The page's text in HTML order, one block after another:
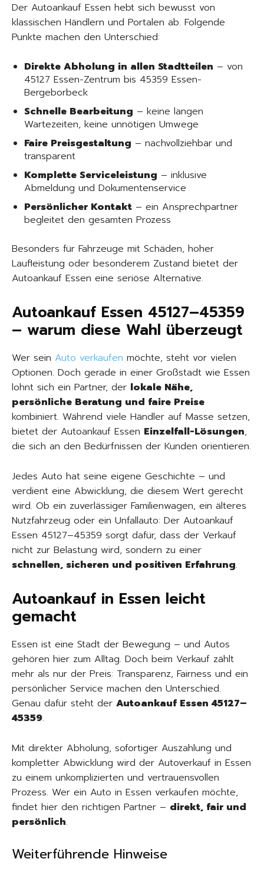
Der Autoankauf Essen hebt sich bewusst von
klassischen Händlern und Portalen ab. Folgende
Punkte machen den Unterschied:
Direkte Abholung in allen Stadtteilen – von
45127 Essen-Zentrum bis 45359 Essen-
Bergeborbeck
Schnelle Bearbeitung – keine langen
Wartezeiten, keine unnötigen Umwege
Faire Preisgestaltung – nachvollziehbar und
transparent
Komplette Serviceleistung – inklusive
Abmeldung und Dokumentenservice
Persönlicher Kontakt – ein Ansprechpartner
begleitet den gesamten Prozess
Besonders für Fahrzeuge mit Schäden, hoher
Laufleistung oder besonderem Zustand bietet der
Autoankauf Essen eine seriöse Alternative.
Autoankauf Essen 45127–45359
– warum diese Wahl überzeugt
Wer sein Auto verkaufen möchte, steht vor vielen
Optionen. Doch gerade in einer Großstadt wie Essen
lohnt sich ein Partner, der lokale Nähe,
persönliche Beratung und faire Preise
kombiniert. Während viele Händler auf Masse setzen,
bietet der Autoankauf Essen Einzelfall-Lösungen,
die sich an den Bedürfnissen der Kunden orientieren.
Jedes Auto hat seine eigene Geschichte – und
verdient eine Abwicklung, die diesem Wert gerecht
wird. Ob ein zuverlässiger Familienwagen, ein älteres
Nutzfahrzeug oder ein Unfallauto: Der Autoankauf
Essen 45127–45359 sorgt dafür, dass der Verkauf
nicht zur Belastung wird, sondern zu einer
schnellen, sicheren und positiven Erfahrung.
Autoankauf in Essen leicht
gemacht
Essen ist eine Stadt der Bewegung – und Autos
gehören hier zum Alltag. Doch beim Verkauf zählt
mehr als nur der Preis: Transparenz, Fairness und ein
persönlicher Service machen den Unterschied.
Genau dafür steht der Autoankauf Essen 45127–
45359.
Mit direkter Abholung, sofortiger Auszahlung und
kompletter Abwicklung wird der Autoverkauf in Essen
zu einem unkomplizierten und vertrauensvollen
Prozess. Wer ein Auto in Essen verkaufen möchte,
findet hier den richtigen Partner – direkt, fair und
persönlich.
Weiterführende Hinweise